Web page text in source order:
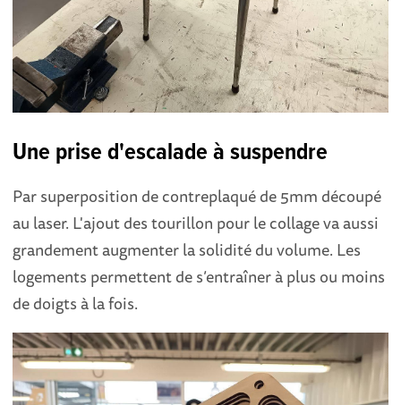
Une prise d'escalade à suspendre
Par superposition de contreplaqué de 5mm découpé
au laser. L'ajout des tourillon pour le collage va aussi
grandement augmenter la solidité du volume. Les
logements permettent de s’entraîner à plus ou moins
de doigts à la fois.